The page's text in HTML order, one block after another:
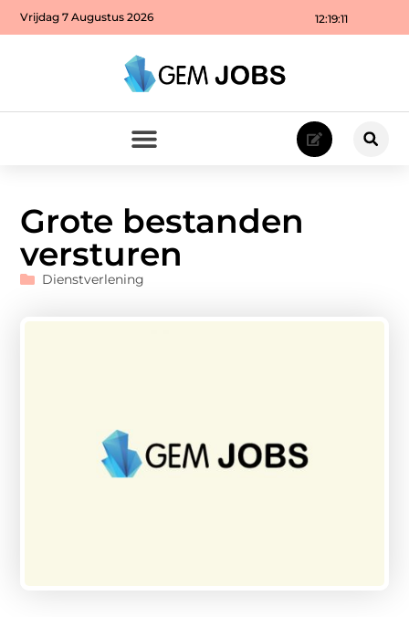
12:19:12
Vrijdag 7 Augustus 2026
Grote bestanden
versturen
Dienstverlening